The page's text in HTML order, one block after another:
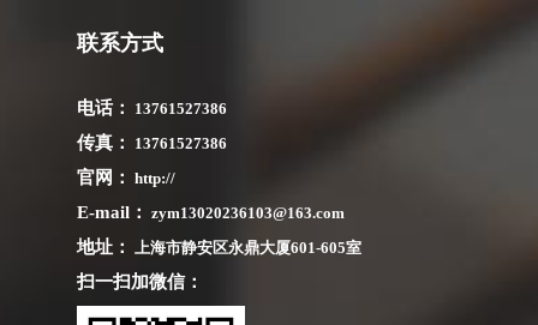
联系方式
电话： 13761527386
传真： 13761527386
官网： http://
E-mail： zym13020236103@163.com
地址： 上海市静安区永鼎大厦601-605室
扫一扫加微信：